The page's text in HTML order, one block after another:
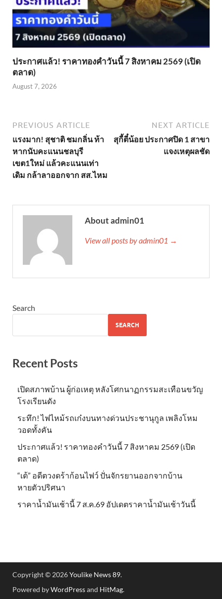
ประกาศแล้ว! ราคาทองคำวันนี้ 7 สิงหาคม 2569 (เปิด
ตลาด)
August 7, 2026
PREVIOUS ARTICLE
แรงมาก! สุชาติ ชมกลิ่น ท้า
หากนับคะแนนชลบุรี
เขต1ใหม่ แล้วคะแนนเท่า
เดิม กล้าลาออกจาก สส.ไหม
NEXT ARTICLE
สุกี้ตี๋น้อย ประกาศปิด 1 สาขา
แจงเหตุผลชัด
About admin01
View all posts by admin01 →
Search
SEARCH
Recent Posts
เปิดสภาพบ้าน ผู้ก่อเหตุ หลังโศกนาฏกรรมสะเทือนขวัญ
โรงเรียนดัง
ระทึก! ไฟไหม้รถเก๋งบนทางด่วนประชานุกูล เพลิงโหม
วอดทั้งคัน
ประกาศแล้ว! ราคาทองคำวันนี้ 7 สิงหาคม 2569 (เปิด
ตลาด)
“เต้” อดีตวงดร้าก้อนไฟว์ ปั่นจักรยานออกจากบ้าน
หายตัวปริศนา
ราคาน้ำมันเช้านี้ 7 ส.ค.69 อัปเดตราคาน้ำมันเช้าวันนี้
Copyright © 2026Youlike News 89.
Powered byWordPressand HitMag.